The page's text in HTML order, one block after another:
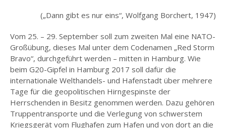
(„Dann gibt es nur eins“, Wolfgang Borchert, 1947)
Vom 25. – 29. September soll zum zweiten Mal eine NATO-
Großübung, dieses Mal unter dem Codenamen „Red Storm
Bravo“, durchgeführt werden – mitten in Hamburg. Wie
beim G20-Gipfel in Hamburg 2017 soll dafür die
internationale Welthandels- und Hafenstadt über mehrere
Tage für die geopolitischen Hirngespinste der
Herrschenden in Besitz genommen werden. Dazu gehören
Truppentransporte und die Verlegung von schwerstem
Kriegsgerät vom Flughafen zum Hafen und von dort an die